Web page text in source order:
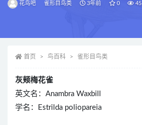
花鸟吧 雀形目鸟类 3年前 0 45
首页 鸟百科 雀形目鸟类
灰颊梅花雀
英文名：Anambra Waxbill
学名：Estrilda poliopareia